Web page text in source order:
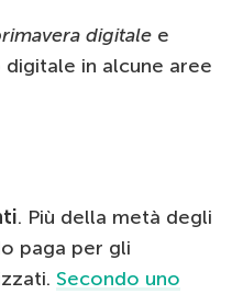
digitale e
in alcune aree
. Più della metà degli
paga per gli
Secondo uno